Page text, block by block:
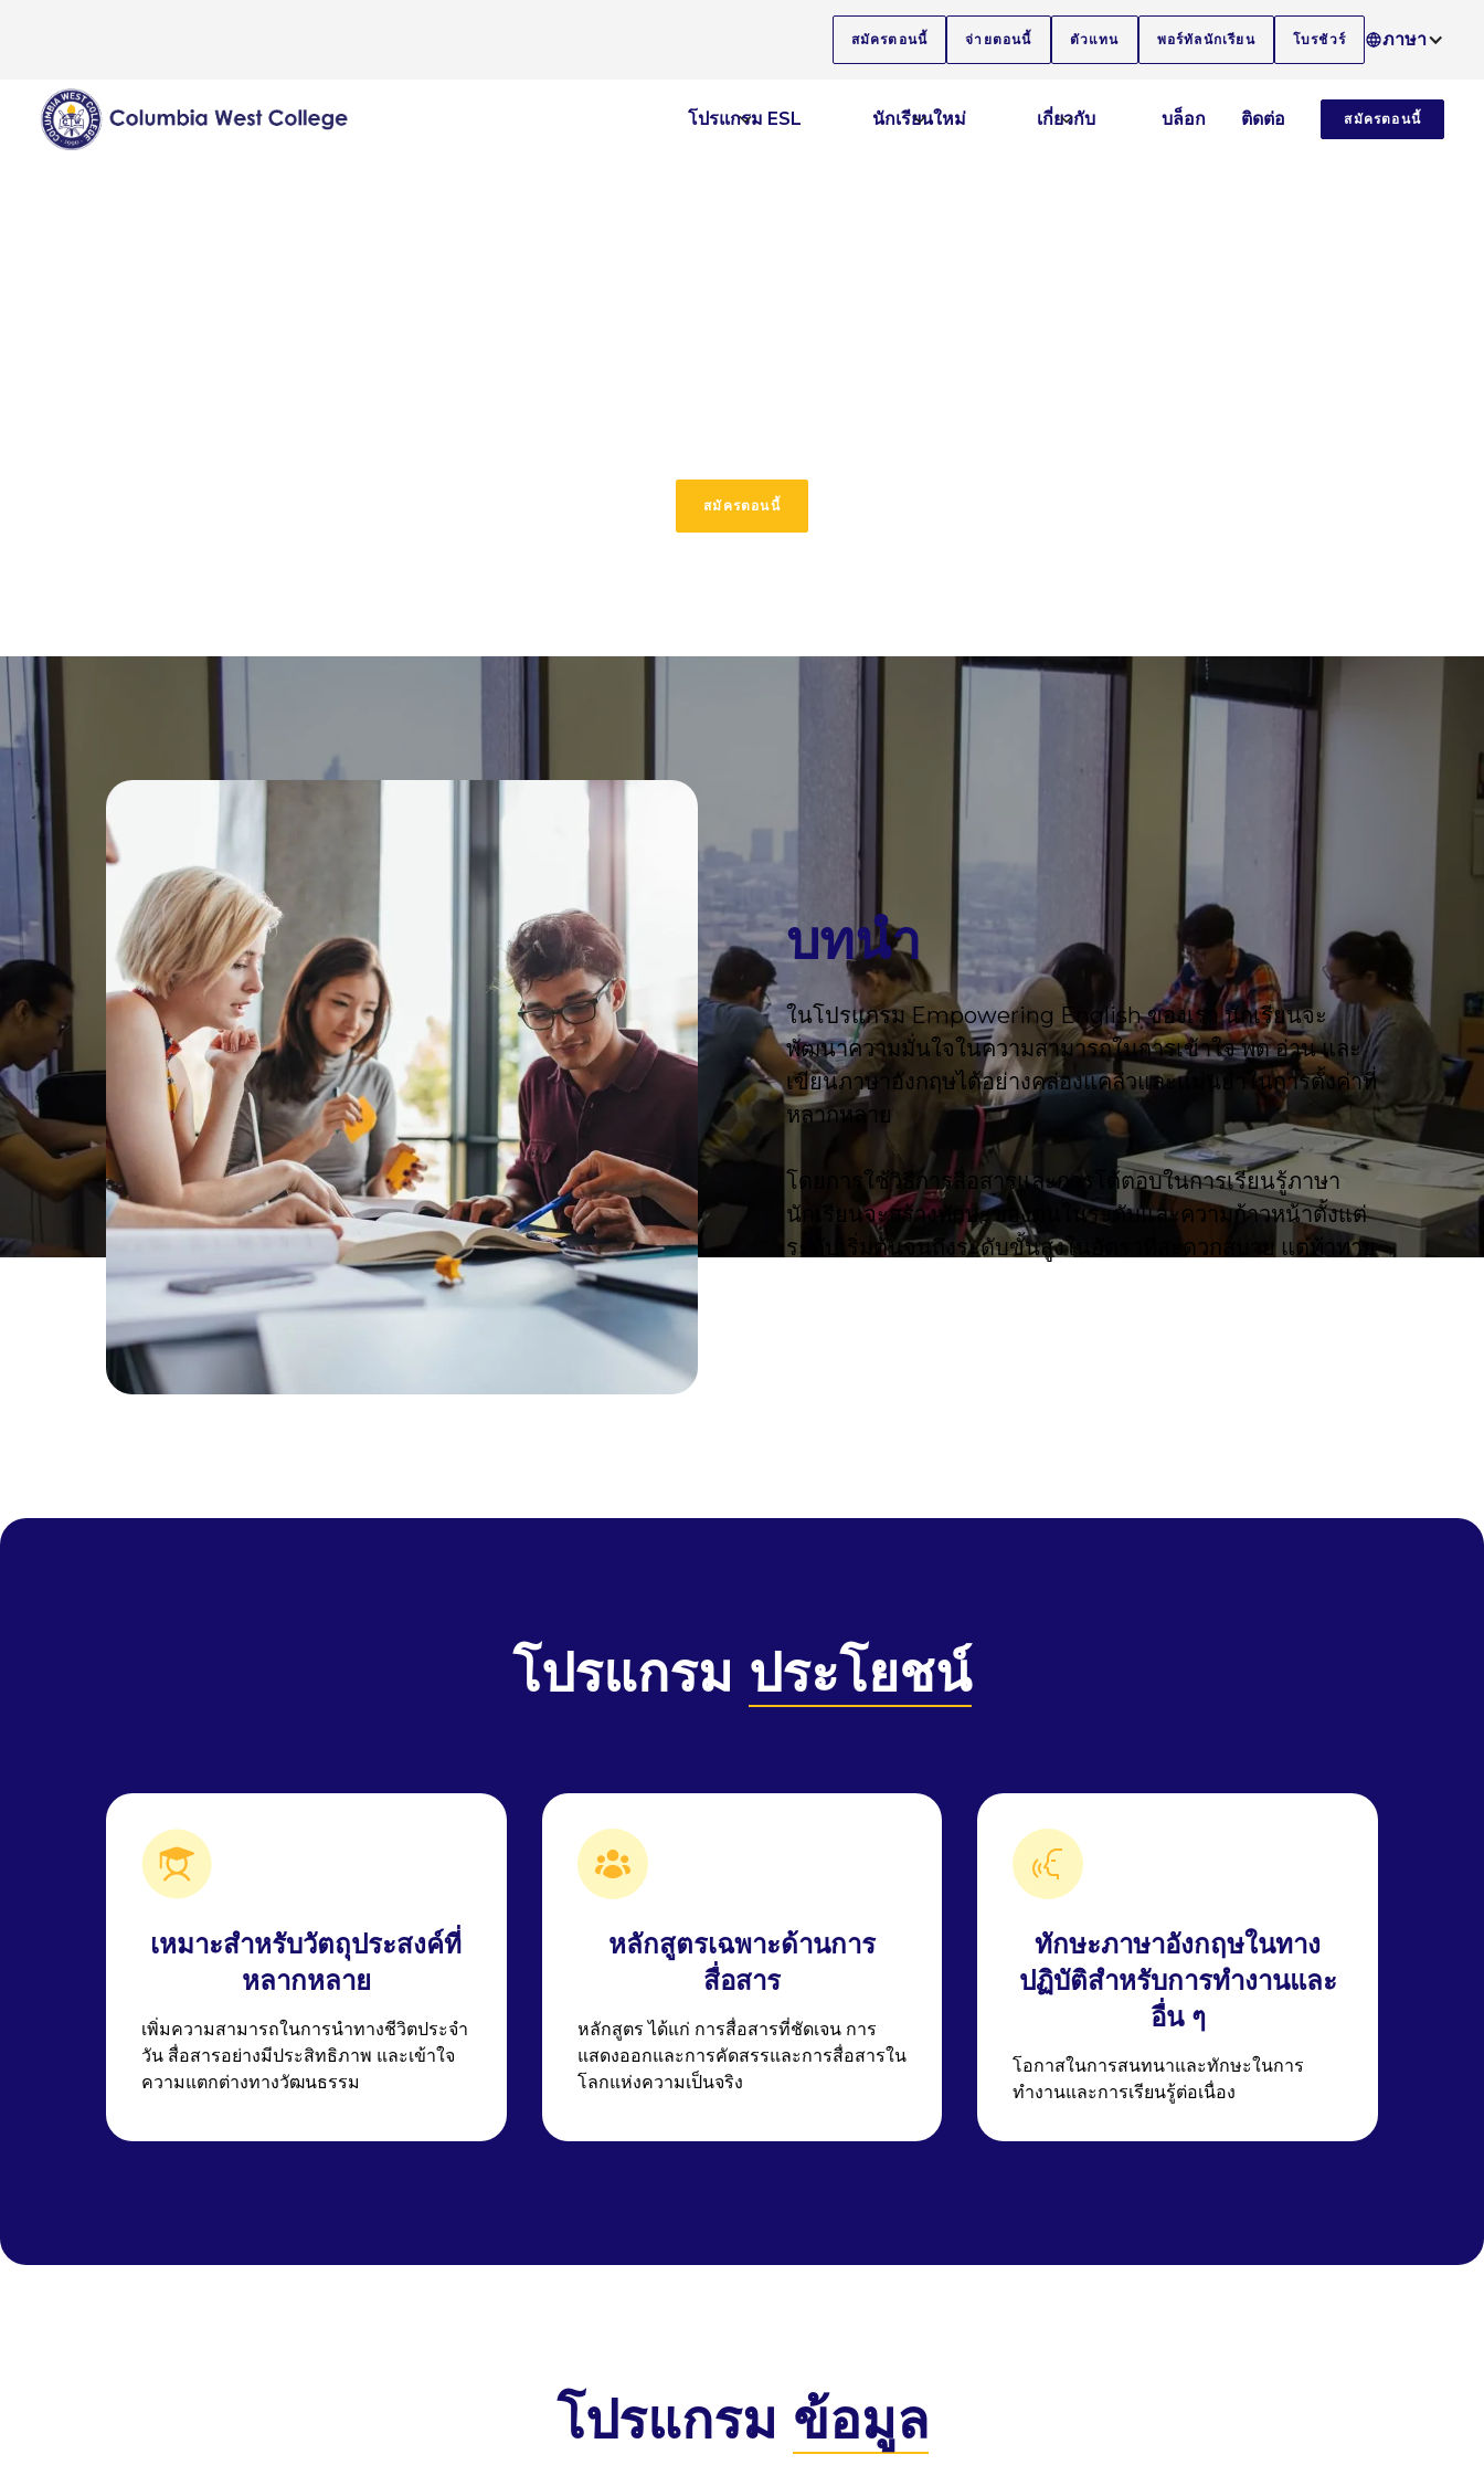
สมัครตอนนี้ จ่ายตอนนี้ ตัวแทน พอร์ทัลนักเรียน โบรชัวร์ ภาษา
โปรแกรม ESL นักเรียนใหม่ เกี่ยวกับ บล็อก ติดต่อ สมัครตอนนี้
สมัครตอนนี้
บทนำ
ในโปรแกรม Empowering English ของเรา นักเรียนจะ
พัฒนาความมั่นใจในความสามารถในการเข้าใจ พูด อ่าน และ
เขียนภาษาอังกฤษได้อย่างคล่องแคล่วและแม่นยำในการตั้งค่าที่
หลากหลาย
โดยการใช้วิธีการสื่อสารและการโต้ตอบในการเรียนรู้ภาษา
นักเรียนจะสร้างทักษะของตนในระดับและความก้าวหน้าตั้งแต่
ระดับเริ่มต้นจนถึงระดับขั้นสูงในอัตราที่สะดวกสบาย แต่ท้าทาย
โปรแกรม ประโยชน์
เหมาะสำหรับวัตถุประสงค์ที่
หลากหลาย
เพิ่มความสามารถในการนำทางชีวิตประจำ
วัน สื่อสารอย่างมีประสิทธิภาพ และเข้าใจ
ความแตกต่างทางวัฒนธรรม
หลักสูตรเฉพาะด้านการ
สื่อสาร
หลักสูตร ได้แก่ การสื่อสารที่ชัดเจน การ
แสดงออกและการคัดสรรและการสื่อสารใน
โลกแห่งความเป็นจริง
ทักษะภาษาอังกฤษในทาง
ปฏิบัติสำหรับการทำงานและ
อื่น ๆ
โอกาสในการสนทนาและทักษะในการ
ทำงานและการเรียนรู้ต่อเนื่อง
โปรแกรม ข้อมูล